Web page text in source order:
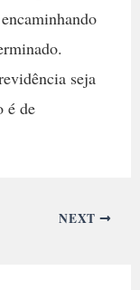
seja
é de
NEXT